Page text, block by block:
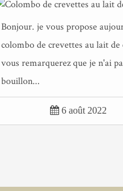
Bonjour. je vous propose
colombo de crevettes au lait de
vous remarquerez que je n'ai
bouillon...
 6 août 2022